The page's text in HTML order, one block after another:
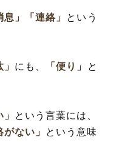
息」 「連絡」 という
」 にも、 「便り」
と
という言葉には、
ない」
という意味